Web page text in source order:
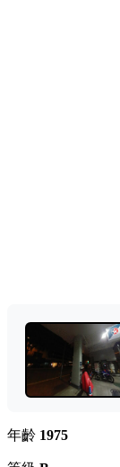
年齡 1975